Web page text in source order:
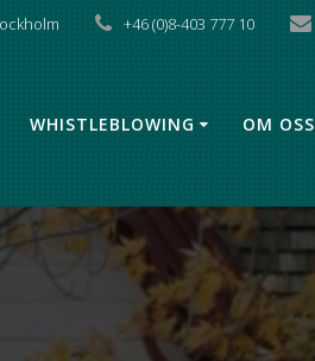
+46 (0)8-403 777 10
WHISTLEBLOWING OM OSS